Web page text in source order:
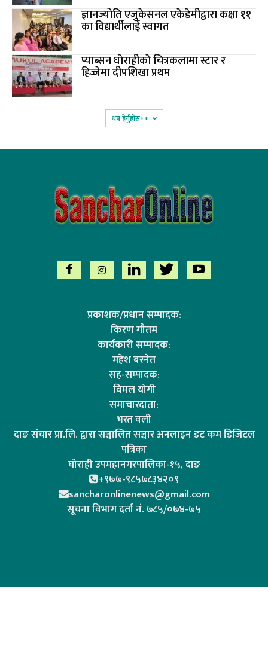
ज्ञानज्योति एजुकेसनल एकेडेमीद्वारा कक्षा ११
का विद्यार्थीलाई स्वागत
प्याब्सन घाेराहीकाे चित्रकलामा स्टार र
हिज्जेमा दीपशिखा प्रथम
थप हेर्नुहोस‌++
प्रकाशक/प्रधान सम्पादक:
किरण गौतम
कार्यकारी सम्पादक:
महेश बस्नेत
सह-सम्पादक:
विमल योगी
समाचारदाता:
भरत वली
दाङ संचार प्रा.लि. द्वारा सञ्चालित सञ्चार अनलाइन डट कम डिजिटल
पत्रिका
घोराही उपमहानगरपालिका-१५, दाङ
+९७७-९८५७८३४२०९
sancharonlinenews@gmail.com
सूचना विभाग दर्ता न‌ं. ७८५/०७४-७५